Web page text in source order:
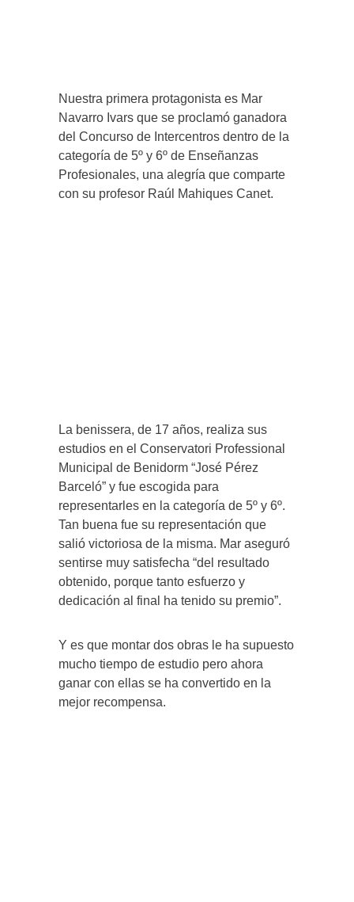
Nuestra primera protagonista es Mar
Navarro Ivars que se proclamó ganadora
del Concurso de Intercentros dentro de la
categoría de 5º y 6º de Enseñanzas
Profesionales, una alegría que comparte
con su profesor Raúl Mahiques Canet.
La benissera, de 17 años, realiza sus
estudios en el Conservatori Professional
Municipal de Benidorm “José Pérez
Barceló” y fue escogida para
representarles en la categoría de 5º y 6º.
Tan buena fue su representación que
salió victoriosa de la misma. Mar aseguró
sentirse muy satisfecha “del resultado
obtenido, porque tanto esfuerzo y
dedicación al final ha tenido su premio”.
Y es que montar dos obras le ha supuesto
mucho tiempo de estudio pero ahora
ganar con ellas se ha convertido en la
mejor recompensa.